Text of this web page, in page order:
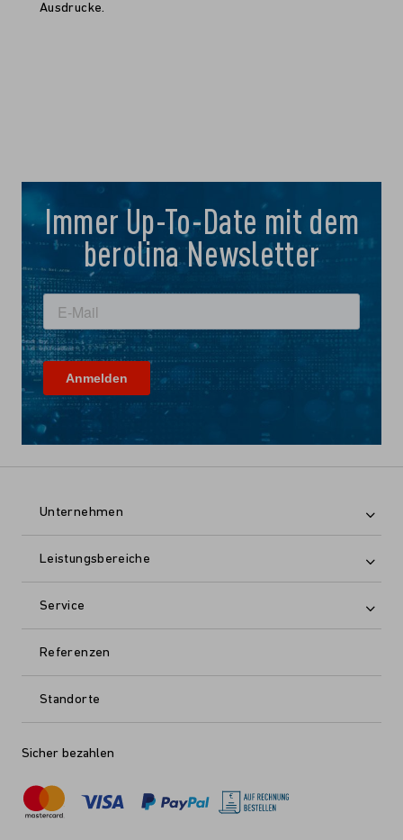
Ausdrucke.
Immer Up-To-Date mit dem
berolina Newsletter
Unternehmen
Leistungsbereiche
Service
Referenzen
Standorte
Sicher bezahlen